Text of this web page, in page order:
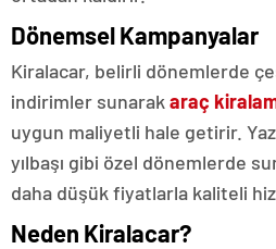
Dönemsel Kampanyalar
Kiralacar, belirli dönemlerde
indirimler sunarak araç
uygun maliyetli hale getirir.
yılbaşı gibi özel dönemlerde
daha düşük fiyatlarla kaliteli
Neden Kiralacar?